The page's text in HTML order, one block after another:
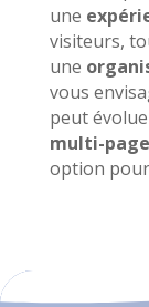
une
visiteurs,
une
vous
peut
multi-
option